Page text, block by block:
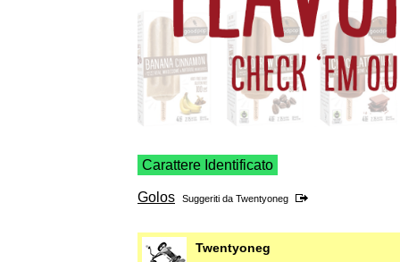
Carattere Identificato
Golos Suggeriti da Twentyoneg
Twentyoneg